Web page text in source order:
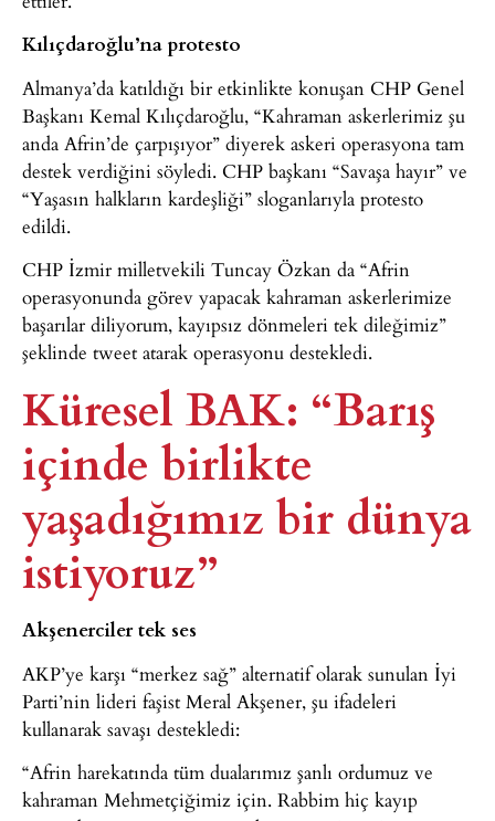
Kılıçdaroğlu’na protesto
Almanya’da katıldığı bir etkinlikte konuşan CHP Genel
Başkanı Kemal Kılıçdaroğlu, “Kahraman askerlerimiz şu
anda Afrin’de çarpışıyor” diyerek askeri operasyona tam
destek verdiğini söyledi. CHP başkanı “Savaşa hayır” ve
“Yaşasın halkların kardeşliği” sloganlarıyla protesto
edildi.
CHP İzmir milletvekili Tuncay Özkan da “Afrin
operasyonunda görev yapacak kahraman askerlerimize
başarılar diliyorum, kayıpsız dönmeleri tek dileğimiz”
şeklinde tweet atarak operasyonu destekledi.
Küresel BAK: “Barış
içinde birlikte
yaşadığımız bir dünya
istiyoruz”
Akşenerciler tek ses
AKP’ye karşı “merkez sağ” alternatif olarak sunulan İyi
Parti’nin lideri faşist Meral Akşener, şu ifadeleri
kullanarak savaşı destekledi:
“Afrin harekatında tüm dualarımız şanlı ordumuz ve
kahraman Mehmetçiğimiz için. Rabbim hiç kayıp